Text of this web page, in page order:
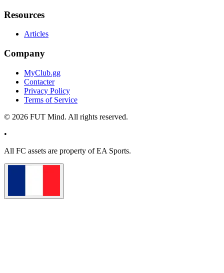
Resources
Articles
Company
MyClub.gg
Contacter
Privacy Policy
Terms of Service
© 2026 FUT Mind. All rights reserved.
•
All FC assets are property of EA Sports.